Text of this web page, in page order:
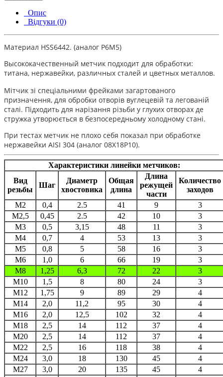
Опис
Відгуки (0)
Материал HSS6442. (аналог Р6М5)
Высококачественный метчик подходит для обработки:
титана, нержавейки, различных сталей и цветных металлов.
Мітчик зі спеціальними фрейками загартованого
призначення, для обробки отворів вуглецевій та легованій
сталі. Підходить для нарізання різьби у глухих отворах де
стружка утворюється в безпосередньому холодному стані.
При тестах метчик не плохо себя показал при обработке
нержавейки AISI 304 (аналог 08Х18Р10).
Характеристики линейки метчиков:
Вид
резьбы
Шаг
Диаметр
хвостовика
Общая
длина
Длина
режущей
части
Количество
заходов
M2
0,4 2.5 41 9
3
M2,5
0,45 2.5 42 10
3
M3
0,5 3,15 48 11
3
M4
0,7 4 53 13
3
M5
0,8 5 58 16
3
M6
1,0 6 66 19
3
M8
1,25 6,3 72 22
3
M10
1,5 8 80 24
3
M12
1,75 9 89 29
4
M14
2,0 11,2 95 30
4
M16
2,0 12,5 102 32
4
M18
2,5 14 112 37
4
M20
2,5 14 112 37
4
M22
2,5 16 118 38
4
M24
3,0 18 130 45
4
M27
3,0 20 135 45
4